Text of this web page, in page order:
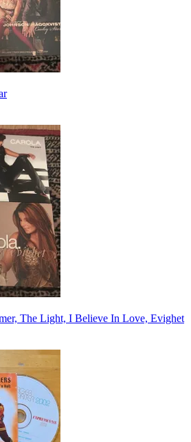
The Light, I Believe In Love, Evighet